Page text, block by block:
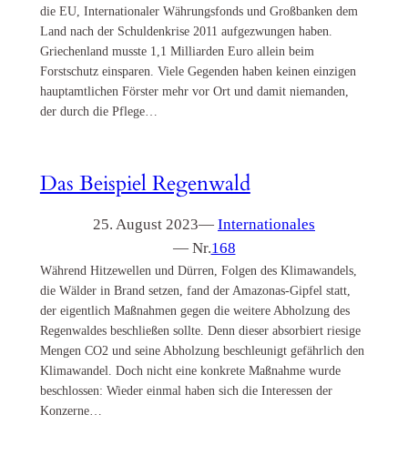
die EU, Internationaler Währungsfonds und Großbanken dem
Land nach der Schuldenkrise 2011 aufgezwungen haben.
Griechenland musste 1,1 Milliarden Euro allein beim
Forstschutz einsparen. Viele Gegenden haben keinen einzigen
hauptamtlichen Förster mehr vor Ort und damit niemanden,
der durch die Pflege…
Das Beispiel Regenwald
25. August 2023— Internationales
— Nr.168
Während Hitzewellen und Dürren, Folgen des Klimawandels,
die Wälder in Brand setzen, fand der Amazonas-Gipfel statt,
der eigentlich Maßnahmen gegen die weitere Abholzung des
Regenwaldes beschließen sollte. Denn dieser absorbiert riesige
Mengen CO2 und seine Abholzung beschleunigt gefährlich den
Klimawandel. Doch nicht eine konkrete Maßnahme wurde
beschlossen: Wieder einmal haben sich die Interessen der
Konzerne…